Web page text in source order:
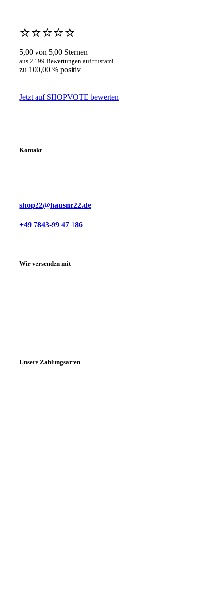
⭐️⭐️⭐️⭐️⭐️
5,00 von 5,00 Sternen
aus 2.199 Bewertungen auf trustami
zu 100,00 % positiv
Jetzt auf SHOPVOTE bewerten
Kontakt
shop22@hausnr22.de
+49 7843-99 47 186
Wir versenden mit
Unsere Zahlungsarten